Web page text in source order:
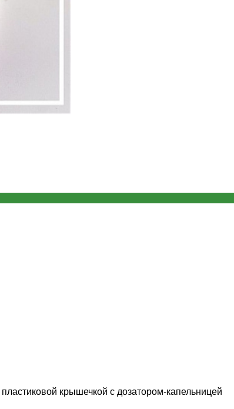
крышечкой с дозатором-капельницей